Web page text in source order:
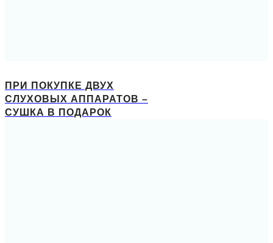
ПРИ ПОКУПКЕ ДВУХ
СЛУХОВЫХ АППАРАТОВ –
СУШКА В ПОДАРОК